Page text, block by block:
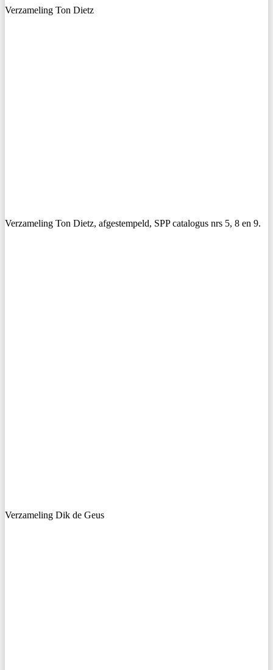
Verzameling Ton Dietz
Verzameling Ton Dietz, afgestempeld, SPP catalogus nrs 5, 8 en 9.
Verzameling Dik de Geus